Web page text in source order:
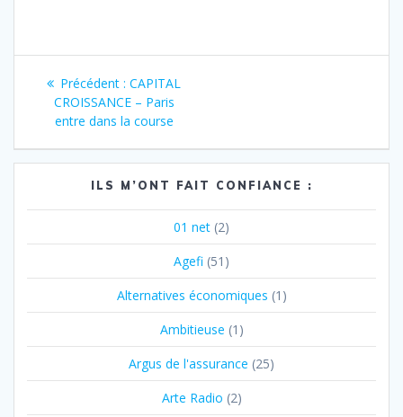
Navigation
l’article
Précédent : Article
précédent
:
CAPITAL
CROISSANCE – Paris
entre dans la course
ILS M’ONT FAIT CONFIANCE :
01 net (2)
Agefi (51)
Alternatives économiques (1)
Ambitieuse (1)
Argus de l'assurance (25)
Arte Radio (2)